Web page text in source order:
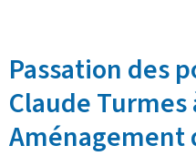
Passation des
Claude Turmes